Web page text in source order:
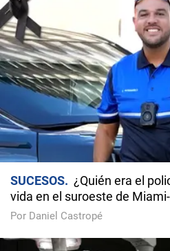
SUCESOS
¿Quién era el
vida en el suroeste de
Por Daniel Castropé